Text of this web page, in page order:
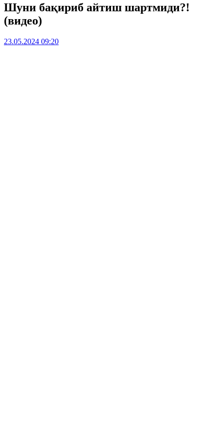
Шуни бақириб айтиш шартмиди?!
(видео)
23.05.2024 09:20